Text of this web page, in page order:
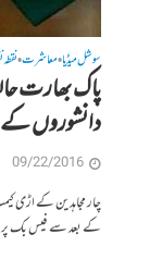
سوشل میڈیا•معاشرت•
پاک بھارت
دانشوروں
09/22/2016
چار مجاہدین کے اڑی
کے بعد سے فیس بک پر